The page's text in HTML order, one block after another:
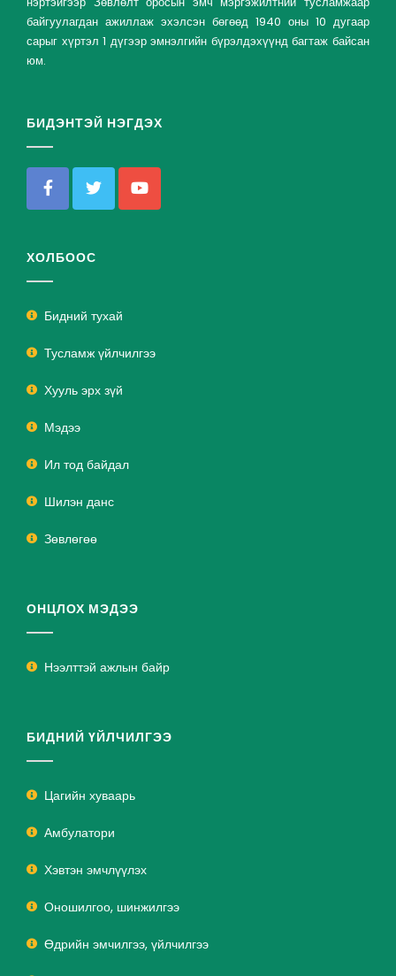
байгуулагдан ажиллаж эхэлсэн бөгөөд 1940 оны 10 дугаар
сарыг хүртэл 1 дүгээр эмнэлгийн бүрэлдэхүүнд багтаж байсан
юм.
БИДЭНТЭЙ НЭГДЭХ
ХОЛБООС
Бидний тухай
Тусламж үйлчилгээ
Хууль эрх зүй
Мэдээ
Ил тод байдал
Шилэн данс
Зөвлөгөө
ОНЦЛОХ МЭДЭЭ
Нээлттэй ажлын байр
БИДНИЙ ҮЙЛЧИЛГЭЭ
Цагийн хуваарь
Амбулатори
Хэвтэн эмчлүүлэх
Оношилгоо, шинжилгээ
Өдрийн эмчилгээ, үйлчилгээ